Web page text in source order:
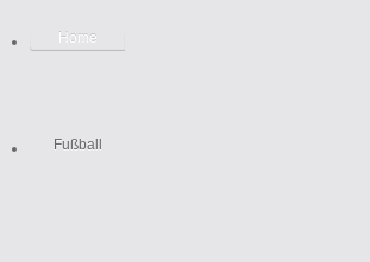
Home
Fußball